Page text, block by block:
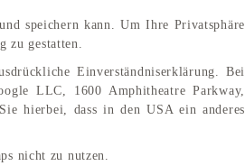
speichern kann. Um Ihre Privatsphäre
zu gestatten.
Einverständniserklärung. Bei
LLC, 1600 Amphitheatre Parkway,
hierbei, dass in den USA ein anderes
nicht zu nutzen.